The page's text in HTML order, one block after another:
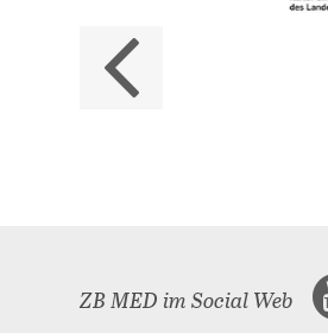
ZB MED im Social Web